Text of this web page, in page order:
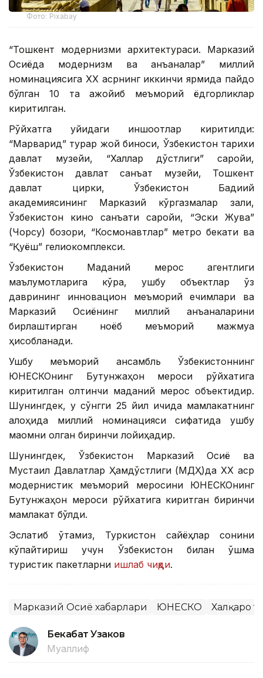
Фото: Pixabay
“Тошкент модернизми архитектураси. Марказий
Осиёда модернизм ва анъаналар” миллий
номинациясига ХХ асрнинг иккинчи ярмида пайдо
бўлган 10 та ажойиб меъморий ёдгорликлар
киритилган.
Рўйхатга қуйидаги иншоотлар киритилди:
“Марварид” турар жой биноси, Ўзбекистон тарихи
давлат музейи, “Халқлар дўстлиги” саройи,
Ўзбекистон давлат санъат музейи, Тошкент
давлат цирки, Ўзбекистон Бадиий
академиясининг Марказий кўргазмалар зали,
Ўзбекистон кино санъати саройи, “Эски Жува”
(Чорсу) бозори, “Космонавтлар” метро бекати ва
“Қуёш” гелиокомплекси.
Ўзбекистон Маданий мерос агентлиги
маълумотларига кўра, ушбу объектлар ўз
даврининг инновацион меъморий ечимлари ва
Марказий Осиёнинг миллий анъаналарини
бирлаштирган ноёб меъморий мажмуа
ҳисобланади.
Ушбу меъморий ансамбль Ўзбекистоннинг
ЮНEСКОнинг Бутунжаҳон мероси рўйхатига
киритилган олтинчи маданий мерос объектидир.
Шунингдек, у сўнгги 25 йил ичида мамлакатнинг
алоҳида миллий номинацияси сифатида ушбу
мақомни олган биринчи лойиҳадир.
Шунингдек, Ўзбекистон Марказий Осиё ва
Мустақил Давлатлар Ҳамдўстлиги (МДҲ)да ХХ аср
модернистик меъморий меросини ЮНEСКОнинг
Бутунжаҳон мероси рўйхатига киритган биринчи
мамлакат бўлди.
Эслатиб ўтамиз, Туркистон сайёҳлар сонини
кўпайтириш учун Ўзбекистон билан қўшма
туристик пакетларни ишлаб чиқди.
Марказий Осиё хабарлари ЮНЕСКО Халқаро
Бекабат Узаков
Муаллиф